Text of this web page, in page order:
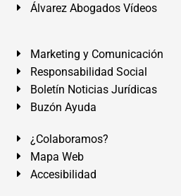
Álvarez Abogados Vídeos
Marketing y Comunicación
Responsabilidad Social
Boletín Noticias Jurídicas
Buzón Ayuda
¿Colaboramos?
Mapa Web
Accesibilidad